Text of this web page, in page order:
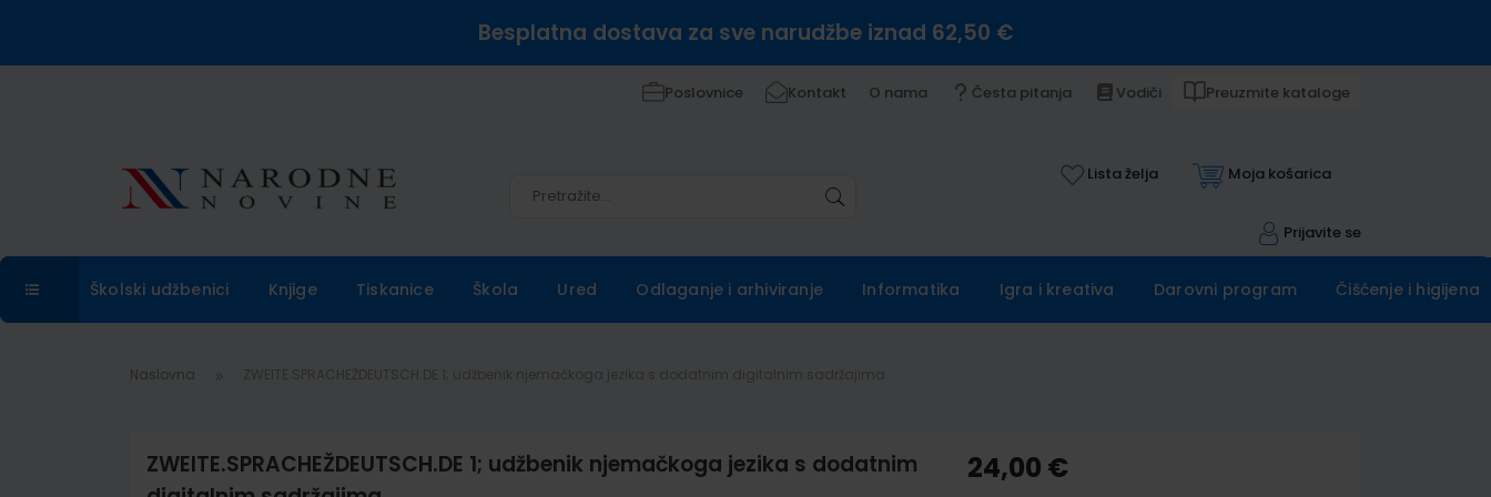
Besplatna dostava za sve narudžbe iznad 62,50 €
Poslovnice Kontakt O nama Česta pitanja Vodiči Preuzmite kataloge
Lista želja Moja košarica
Prijavite se
Školski udžbenici Knjige Tiskanice Škola Ured Odlaganje i arhiviranje Informatika Igra i kreativa Darovni program Čišćenje i higijena
Naslovna
ZWEITE.SPRACHEŽDEUTSCH.DE 1; udžbenik njemačkoga jezika s dodatnim
24,00 €